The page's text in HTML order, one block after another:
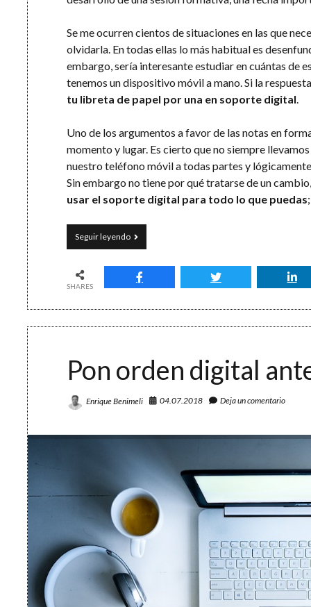
Se me ocurren cientos de situaciones en las que
olvidarla. En todas ellas lo más habitual es
embargo, sería interesante estudiar en cuántas de
tenemos un dispositivo móvil a mano. Si la
tu libreta de papel por una en soporte digital.
Uno de los argumentos a favor de las notas en
momento y lugar. Es cierto que no siempre
nuestro teléfono móvil a todas partes y
Sin embargo no tiene por qué tratarse de un
usar el soporte digital para todo lo que puedas
Seguir leyendoGestión
eficaz
notas
digitales:
ventajas
SHARES
Pon orden digital
Enrique Benimeli 04.07.2018 Deja un comentario